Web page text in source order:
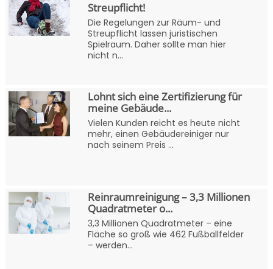
Streupflicht!
Die Regelungen zur Räum- und
Streupflicht lassen juristischen
Spielraum. Daher sollte man hier
nicht n...
Lohnt sich eine Zertifizierung für
meine Gebäude...
Vielen Kunden reicht es heute nicht
mehr, einen Gebäudereiniger nur
nach seinem Preis ...
Reinraumreinigung – 3,3 Millionen
Quadratmeter o...
3,3 Millionen Quadratmeter – eine
Fläche so groß wie 462 Fußballfelder
– werden...